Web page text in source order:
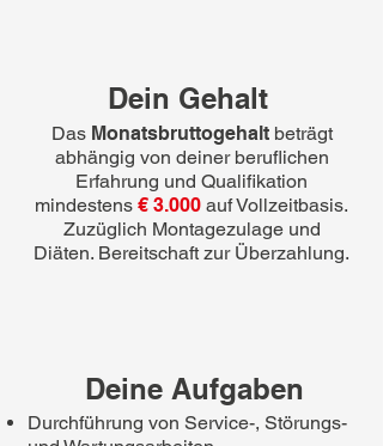
Dein Gehalt
Das Monatsbruttogehalt beträgt
abhängig von deiner beruflichen
Erfahrung und Qualifikation
mindestens € 3.000 auf Vollzeitbasis.
Zuzüglich Montagezulage und
Diäten. Bereitschaft zur Überzahlung.
Deine Aufgaben
Durchführung von Service-, Störungs-